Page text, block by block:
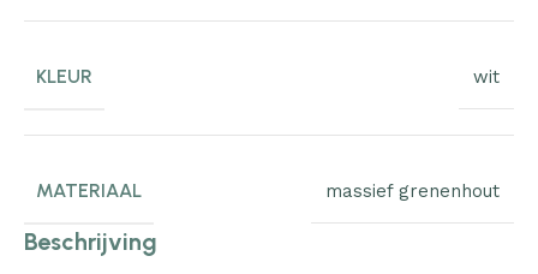
KLEUR wit
MATERIAAL massief grenenhout
Beschrijving